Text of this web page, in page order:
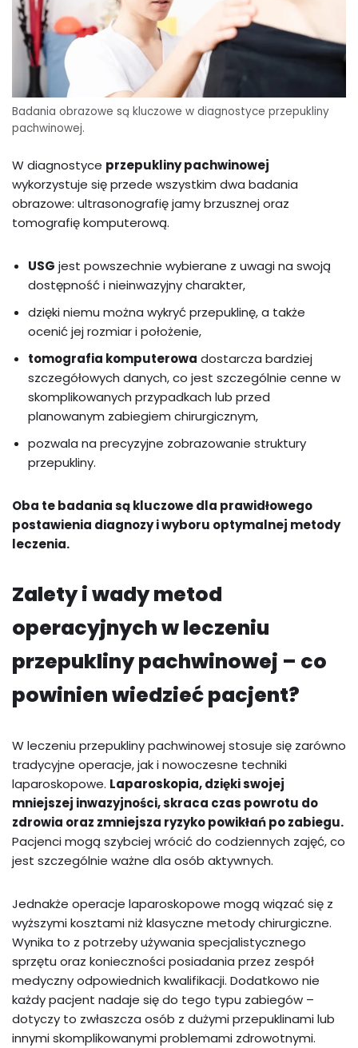
Badania obrazowe są kluczowe w diagnostyce przepukliny
pachwinowej.
W diagnostyce przepukliny pachwinowej
wykorzystuje się przede wszystkim dwa badania
obrazowe: ultrasonografię jamy brzusznej oraz
tomografię komputerową.
USG jest powszechnie wybierane z uwagi na swoją
dostępność i nieinwazyjny charakter,
dzięki niemu można wykryć przepuklinę, a także
ocenić jej rozmiar i położenie,
tomografia komputerowa dostarcza bardziej
szczegółowych danych, co jest szczególnie cenne w
skomplikowanych przypadkach lub przed
planowanym zabiegiem chirurgicznym,
pozwala na precyzyjne zobrazowanie struktury
przepukliny.
Oba te badania są kluczowe dla prawidłowego
postawienia diagnozy i wyboru optymalnej metody
leczenia.
Zalety i wady metod
operacyjnych w leczeniu
przepukliny pachwinowej – co
powinien wiedzieć pacjent?
W leczeniu przepukliny pachwinowej stosuje się zarówno
tradycyjne operacje, jak i nowoczesne techniki
laparoskopowe. Laparoskopia, dzięki swojej
mniejszej inwazyjności, skraca czas powrotu do
zdrowia oraz zmniejsza ryzyko powikłań po zabiegu.
Pacjenci mogą szybciej wrócić do codziennych zajęć, co
jest szczególnie ważne dla osób aktywnych.
Jednakże operacje laparoskopowe mogą wiązać się z
wyższymi kosztami niż klasyczne metody chirurgiczne.
Wynika to z potrzeby używania specjalistycznego
sprzętu oraz konieczności posiadania przez zespół
medyczny odpowiednich kwalifikacji. Dodatkowo nie
każdy pacjent nadaje się do tego typu zabiegów –
dotyczy to zwłaszcza osób z dużymi przepuklinami lub
innymi skomplikowanymi problemami zdrowotnymi.